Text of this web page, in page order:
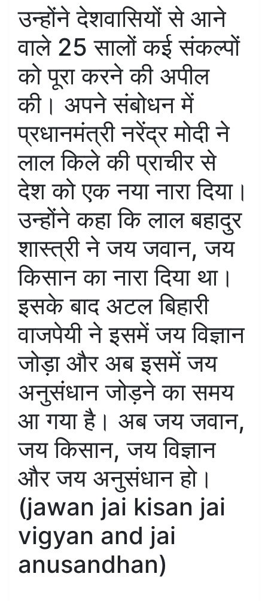
उन्होंने देशवासियों से आने
वाले 25 सालों कई संकल्पों
को पूरा करने की अपील
की। अपने संबोधन में
प्रधानमंत्री नरेंद्र मोदी ने
लाल किले की प्राचीर से
देश को एक नया नारा दिया।
उन्होंने कहा कि लाल बहादुर
शास्त्री ने जय जवान, जय
किसान का नारा दिया था।
इसके बाद अटल बिहारी
वाजपेयी ने इसमें जय विज्ञान
जोड़ा और अब इसमें जय
अनुसंधान जोड़ने का समय
आ गया है। अब जय जवान,
जय किसान, जय विज्ञान
और जय अनुसंधान हो।
(jawan jai kisan jai
vigyan and jai
anusandhan)